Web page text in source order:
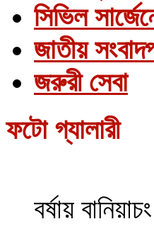
সিভিল
জাতীয়
জরুরী সেবা
ফটো গ্যালারী
বর্ষায়